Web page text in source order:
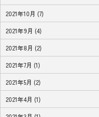
2021年10月 (7)
2021年9月 (4)
2021年8月 (2)
2021年7月 (1)
2021年5月 (2)
2021年4月 (1)